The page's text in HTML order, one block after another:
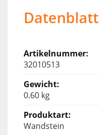
Datenblatt
32010513
0.60 kg
Wandstein